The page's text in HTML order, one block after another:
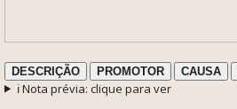
DESCRIÇÃO PROMOTOR CAUSA
ℹ️ Nota prévia: clique para ver